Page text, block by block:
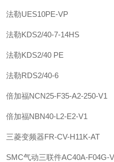
法勒UES10PE-VP
法勒KDS2/40-7-14HS
法勒KDS2/40 PE
法勒RDS2/40-6
倍加福NCN25-F35-A2-250-V1
倍加福NBN40-L2-E2-V1
三菱变频器FR-CV-H11K-AT
SMC气动三联件AC40A-F04G-